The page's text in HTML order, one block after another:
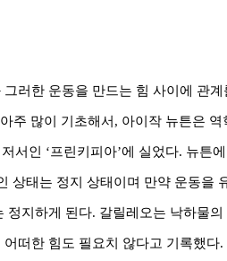
러한 운동을 만드는 힘 사이에 관
주 많이 기초해서 , 아이작 뉴튼은 역
서인 ‘프린키피아’에 실었다. 뉴튼
상태는 정지 상태이며 만약 운동을
정지하게 된다. 갈릴레오는 낙하물
떠한 힘도 필요치 않다고 기록했다.